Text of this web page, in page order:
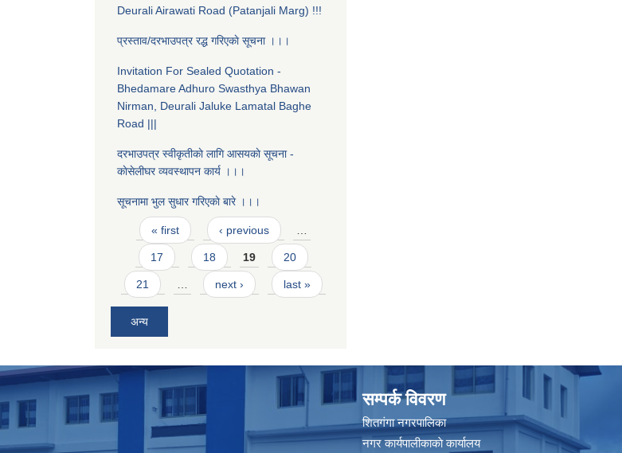
Deurali Airawati Road (Patanjali Marg) !!!
प्रस्ताव/दरभाउपत्र रद्ध गरिएकाे सूचना ।।।
Invitation For Sealed Quotation -
Bhedamare Adhuro Swasthya Bhawan
Nirman, Deurali Jaluke Lamatal Baghe
Road |||
दरभाउपत्र स्वीकृतीकाे लागि आसयकाे सूचना -
काेसेलीघर व्यवस्थापन कार्य ।।।
सूचनामा भुल सुधार गरिएकाे बारे ।।।
Pages
« first ‹ previous
17 18 19 20
21 next › last »
अन्य
सम्पर्क विवरण
शितगंगा नगरपालिका
नगर कार्यपालीकाकाे कार्यालय